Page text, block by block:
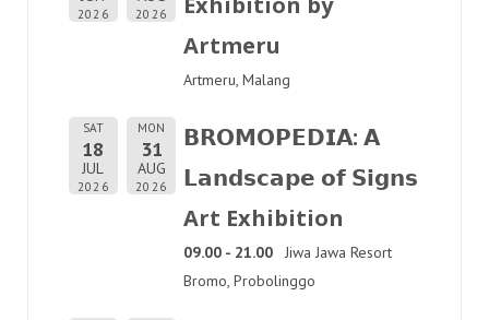
2026 2026
Artmeru
Artmeru, Malang
SAT
18
JUL
2026
MON
31
AUG
2026
𝗕𝗥𝗢𝗠𝗢𝗣𝗘𝗗𝗜𝗔: 𝗔
𝗟𝗮𝗻𝗱𝘀𝗰𝗮𝗽𝗲 𝗼𝗳 𝗦𝗶𝗴𝗻𝘀
Art Exhibition
09.00 - 21.00
Jiwa Jawa Resort
Bromo, Probolinggo